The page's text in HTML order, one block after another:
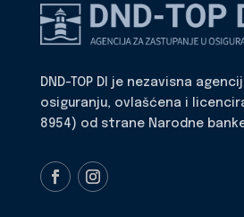
DND-TOP DI je nezavisna
osiguranju, ovlašćena i
8954) od strane Narodne